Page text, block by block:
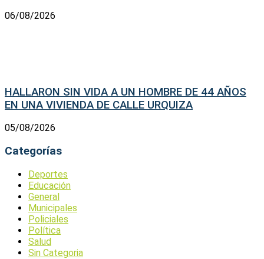
06/08/2026
HALLARON SIN VIDA A UN HOMBRE DE 44 AÑOS
EN UNA VIVIENDA DE CALLE URQUIZA
05/08/2026
Categorías
Deportes
Educación
General
Municipales
Policiales
Política
Salud
Sin Categoria